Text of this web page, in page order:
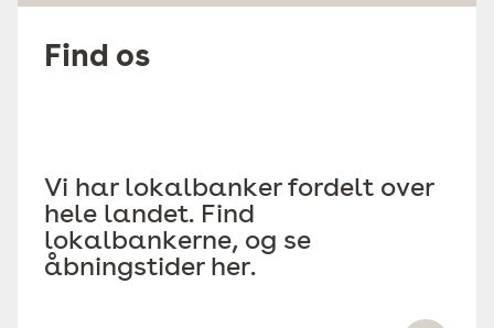
Find os
Vi har lokalbanker fordelt over
hele landet. Find
lokalbankerne, og se
åbningstider her.